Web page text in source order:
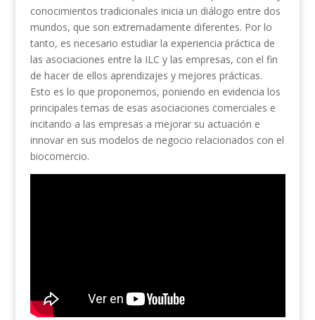
conocimientos tradicionales inicia un diálogo entre dos
mundos, que son extremadamente diferentes. Por lo
tanto, es necesario estudiar la experiencia práctica de
las asociaciones entre la ILC y las empresas, con el fin
de hacer de ellos aprendizajes y mejores prácticas.
Esto es lo que proponemos, poniendo en evidencia los
principales temas de esas asociaciones comerciales e
incitando a las empresas a mejorar su actuación e
innovar en sus modelos de negocio relacionados con el
biocomercio.